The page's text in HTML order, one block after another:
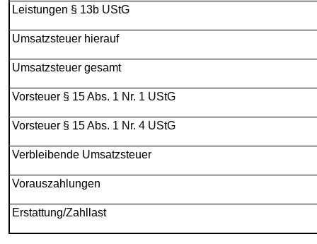
Leistungen § 13b UStG
Umsatzsteuer hierauf
Umsatzsteuer gesamt
Vorsteuer § 15 Abs. 1 Nr. 1 UStG
Vorsteuer § 15 Abs. 1 Nr. 4 UStG
Verbleibende Umsatzsteuer
Vorauszahlungen
Erstattung/Zahllast